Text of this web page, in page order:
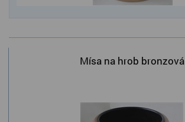
Mísa na hrob bronzová